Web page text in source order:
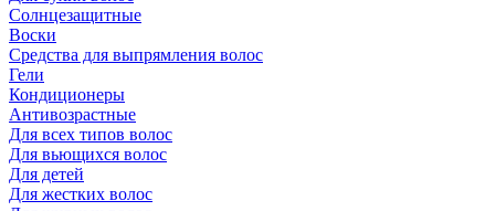
Солнцезащитные
Воски
Средства для выпрямления волос
Гели
Кондиционеры
Антивозрастные
Для всех типов волос
Для вьющихся волос
Для детей
Для жестких волос